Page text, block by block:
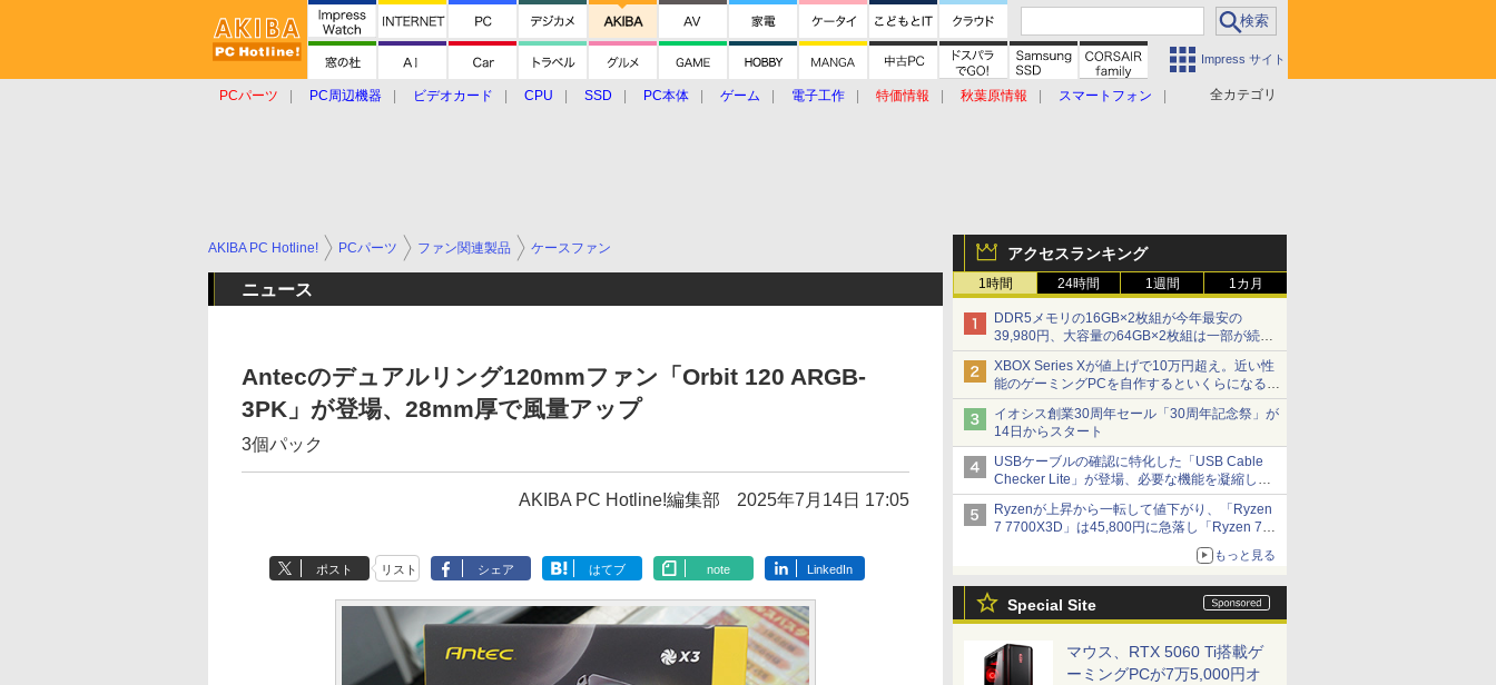
Impress サイト
全カテゴリ
PCパーツ PC周辺機器 ビデオカード CPU SSD PC本体 ゲーム 電子工作 特価情報 秋葉原情報
スマートフォン
アクセスランキング
1時間 24時間 1週間 1カ月
DDR5メモリの16GB×2枚組が今年最安の
39,980円、大容量の64GB×2枚組は一部が続騰
[8月前半のメモリ価格]
XBOX Series Xが値上げで10万円超え。近い性
能のゲーミングPCを自作するといくらになる？
【石田賀津男の『酒の肴にPCゲーム』】
イオシス創業30周年セール「30周年記念祭」が
14日からスタート
USBケーブルの確認に特化した「USB Cable
Checker Lite」が登場、必要な機能を凝縮しコ
ンパクトに 7日発売
Ryzenが上昇から一転して値下がり、「Ryzen
7 7700X3D」は45,800円に急落し「Ryzen 7
7800X3D」との価格逆転解消 [8月前半のCPU
もっと見る
Special Site
マウス、RTX 5060 Ti搭載ゲ
ーミングPCが7万5,000円オ
AKIBA PC Hotline! PCパーツ ファン関連製品 ケースファン
ニュース
Antecのデュアルリング120mmファン「Orbit 120 ARGB-
3PK」が登場、28mm厚で風量アップ
3個パック
AKIBA PC Hotline!編集部 2025年7月14日 17:05
ポスト リスト シェア はてブ note LinkedIn